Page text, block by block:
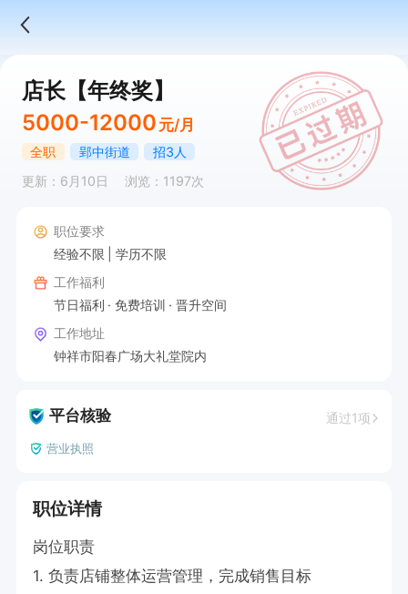
店长【年终奖】
5000-12000 元/月
全职 郢中街道
招3人
更新：6月10日
浏览：1197次
职位要求
经验不限
学历不限
工作福利
节日福利
免费培训
晋升空间
工作地址
钟祥市阳春广场大礼堂院内
平台核验 通过1项
营业执照
职位详情
岗位职责
1. 负责店铺整体运营管理，完成销售目标